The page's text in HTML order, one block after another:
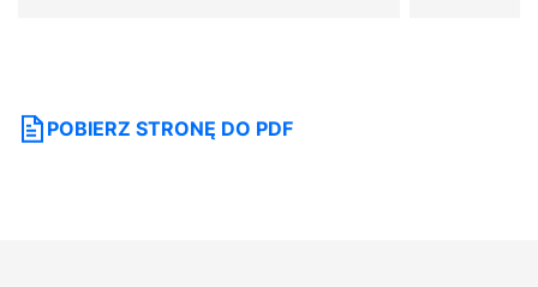
POBIERZ STRONĘ DO PDF